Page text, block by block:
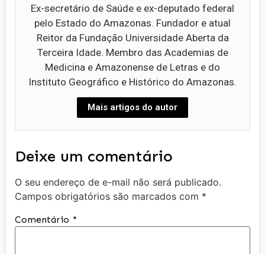
Ex-secretário de Saúde e ex-deputado federal
pelo Estado do Amazonas. Fundador e atual
Reitor da Fundação Universidade Aberta da
Terceira Idade. Membro das Academias de
Medicina e Amazonense de Letras e do
Instituto Geográfico e Histórico do Amazonas.
Mais artigos do autor
Deixe um comentário
O seu endereço de e-mail não será publicado.
Campos obrigatórios são marcados com *
Comentário *